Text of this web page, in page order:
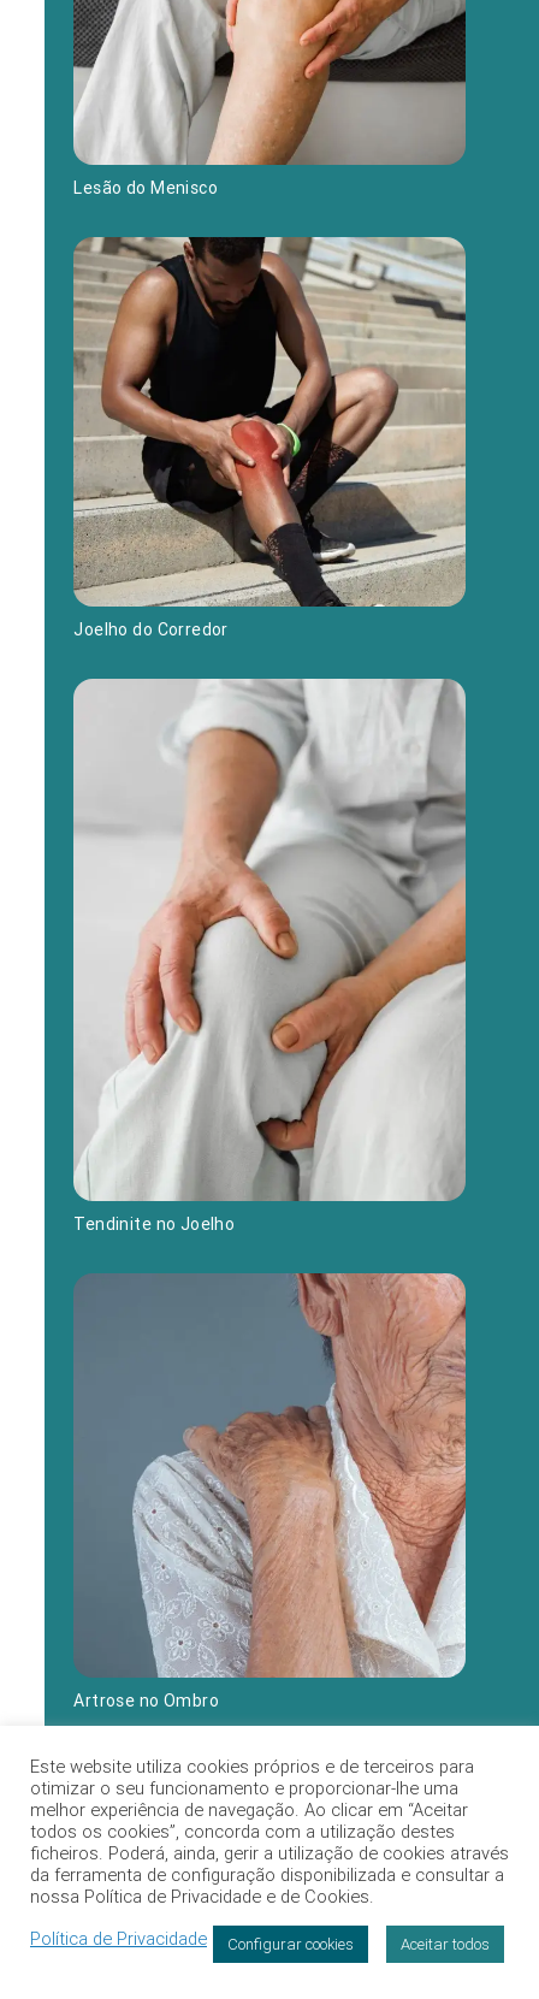
Lesão do Menisco
Joelho do Corredor
Tendinite no Joelho
Artrose no Ombro
Marcação
Este website utiliza cookies próprios e de terceiros para
otimizar o seu funcionamento e proporcionar-lhe uma
melhor experiência de navegação. Ao clicar em “Aceitar
todos os cookies”, concorda com a utilização destes
ficheiros. Poderá, ainda, gerir a utilização de cookies através
da ferramenta de configuração disponibilizada e consultar a
nossa Política de Privacidade e de Cookies.
Política de Privacidade
Configurar cookies Aceitar todos